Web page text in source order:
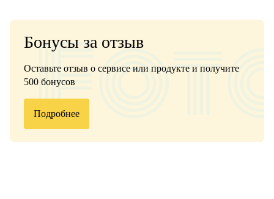
Бонусы за отзыв
Оставьте отзыв о сервисе или продукте и получите
500 бонусов
Подробнее